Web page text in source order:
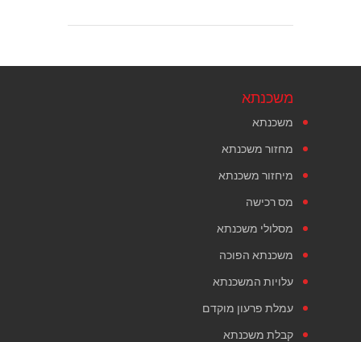
משכנתא
משכנתא
מחזור משכנתא
מיחזור משכנתא
מס רכישה
מסלולי משכנתא
משכנתא הפוכה
עלויות המשכנתא
עמלת פרעון מוקדם
קבלת משכנתא